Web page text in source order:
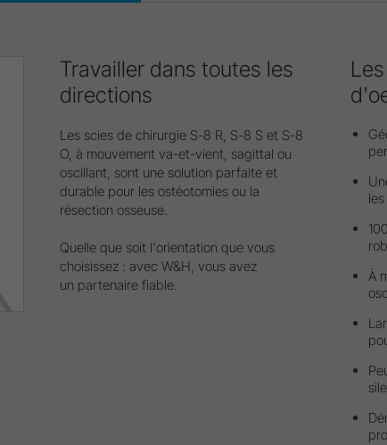
Travailler dans toutes les
directions
Les scies de chirurgie S-8 R, S-8 S et S-8
O, à mouvement va-et-vient, sagittal ou
oscillant, sont une solution parfaite et
durable pour les ostéotomies ou la
résection osseuse.
Quelle que soit l'orientation que vous
choisissez : avec W&H, vous avez
un partenaire fiable.
À